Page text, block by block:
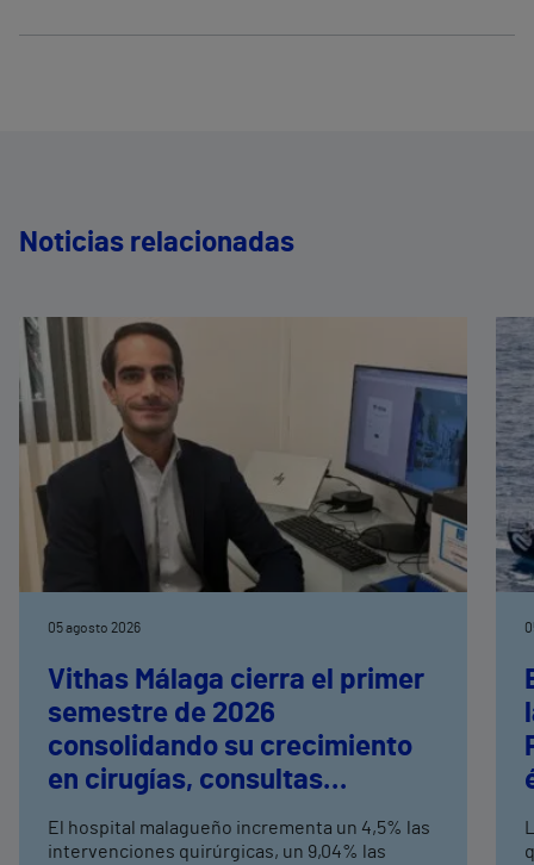
Noticias relacionadas
05 agosto 2026
Vithas Málaga cierra el primer
semestre de 2026
consolidando su crecimiento
en cirugías, consultas
externas y altas hospitalarias
El hospital malagueño incrementa un 4,5% las
intervenciones quirúrgicas, un 9,04% las